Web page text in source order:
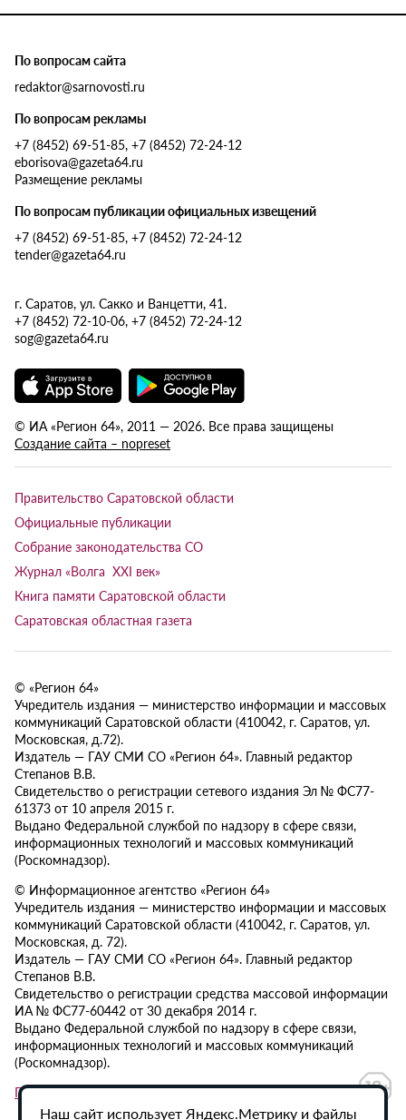
По вопросам сайта
redaktor@sarnovosti.ru
По вопросам рекламы
+7 (8452) 69-51-85, +7 (8452) 72-24-12
eborisova@gazeta64.ru
Размещение рекламы
По вопросам публикации официальных извещений
+7 (8452) 69-51-85, +7 (8452) 72-24-12
tender@gazeta64.ru
г. Саратов, ул. Сакко и Ванцетти, 41.
+7 (8452) 72-10-06, +7 (8452) 72-24-12
sog@gazeta64.ru
© ИА «Регион 64», 2011 — 2026. Все права защищены
Создание сайта – nopreset
Правительство Саратовской области
Официальные публикации
Собрание законодательства СО
Журнал «Волга XXI век»
Книга памяти Саратовской области
Саратовская областная газета
© «Регион 64»
Учредитель издания — министерство информации и массовых
коммуникаций Саратовской области (410042, г. Саратов, ул.
Московская, д.72).
Издатель — ГАУ СМИ СО «Регион 64». Главный редактор
Степанов В.В.
Свидетельство о регистрации сетевого издания Эл № ФС77-
61373 от 10 апреля 2015 г.
Выдано Федеральной службой по надзору в сфере связи,
информационных технологий и массовых коммуникаций
(Роскомнадзор).
© Информационное агентство «Регион 64»
Учредитель издания — министерство информации и массовых
коммуникаций Саратовской области (410042, г. Саратов, ул.
Московская, д. 72).
Издатель — ГАУ СМИ СО «Регион 64». Главный редактор
Степанов В.В.
Свидетельство о регистрации средства массовой информации
ИА № ФС77-60442 от 30 декабря 2014 г.
Выдано Федеральной службой по надзору в сфере связи,
информационных технологий и массовых коммуникаций
(Роскомнадзор).
Политика в отношении обработки персональных данных
Наш сайт использует Яндекс.Метрику и файлы